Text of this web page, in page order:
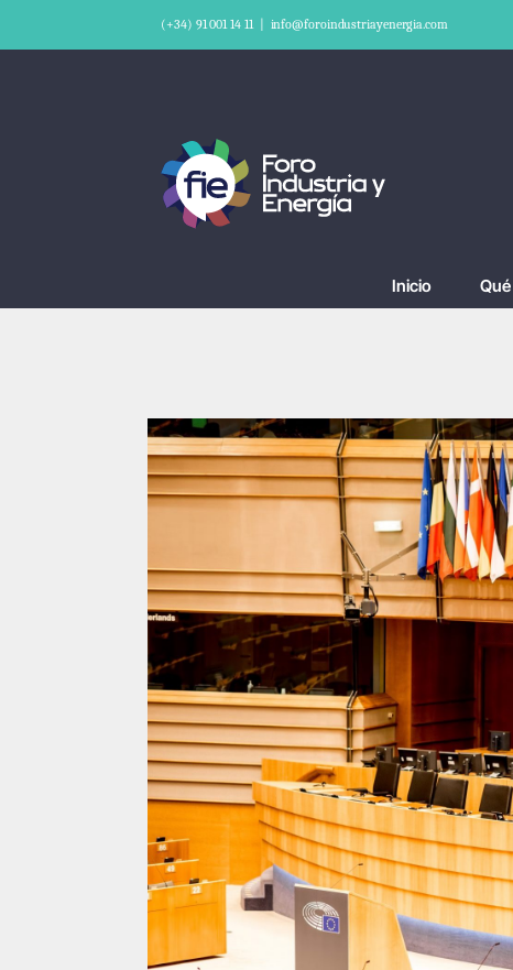
(+34) 91 001 14 11 info@foroindustriayenergia.com
Inicio Qué